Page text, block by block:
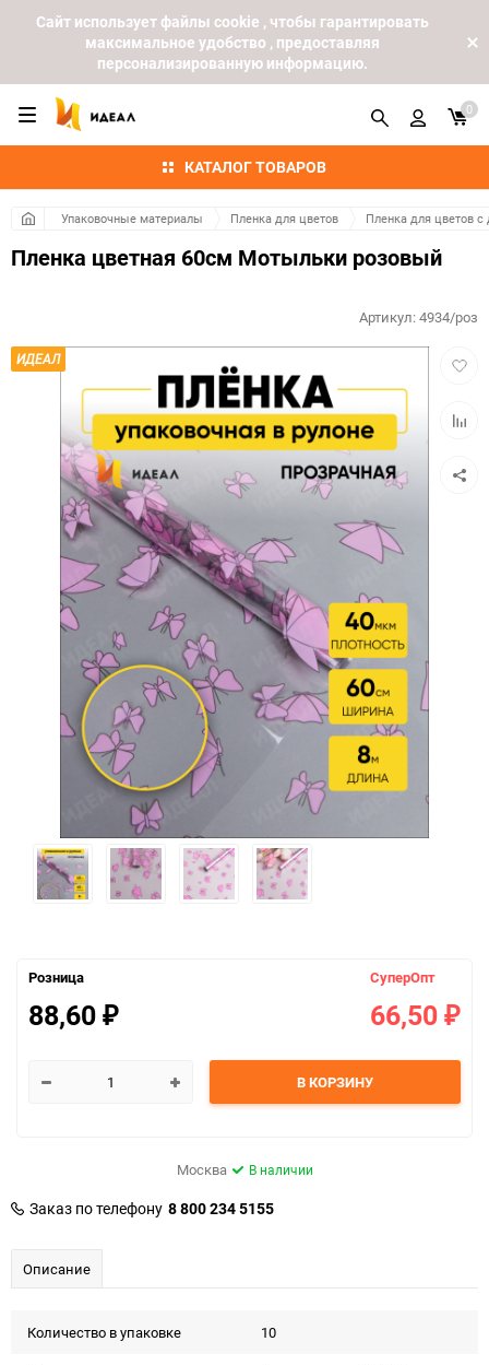
Cайт использует файлы cookie , чтобы гарантировать
максимальное удобство , предоставляя
персонализированную информацию.
КАТАЛОГ ТОВАРОВ
0
Упаковочные материалы Пленка для цветов Пленка для цветов
Пленка цветная 60см Мотыльки розовый
ИДЕАЛ
Артикул:4934/роз
Розница
88,60 ₽
СуперОпт
66,50 ₽
В КОРЗИНУ
Москва В наличии
Заказ по телефону 8 800 234 5155
Описание
Количество в упаковке 10